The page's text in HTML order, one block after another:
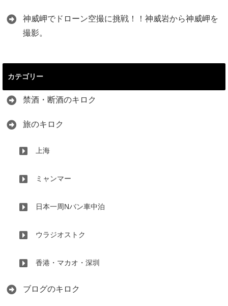
神威岬でドローン空撮に挑戦！！神威岩から神威岬を
撮影。
カテゴリー
禁酒・断酒のキロク
旅のキロク
上海
ミャンマー
日本一周Nバン車中泊
ウラジオストク
香港・マカオ・深圳
ブログのキロク